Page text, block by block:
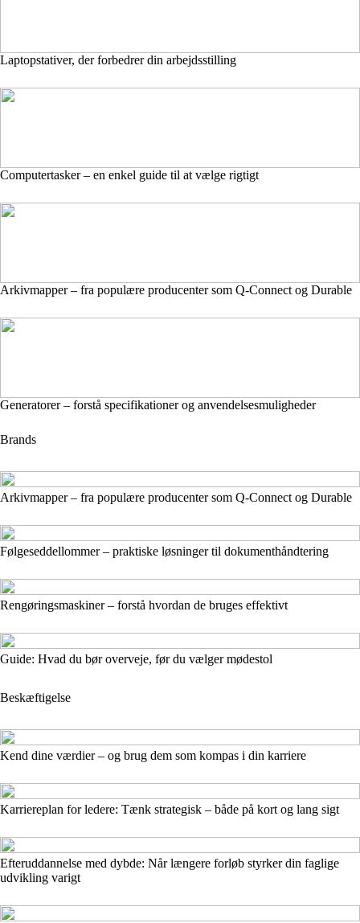
Laptopstativer, der forbedrer din arbejdsstilling
Computertasker – en enkel guide til at vælge rigtigt
Arkivmapper – fra populære producenter som Q-Connect og Durable
Generatorer – forstå specifikationer og anvendelsesmuligheder
Brands
Arkivmapper – fra populære producenter som Q-Connect og Durable
Følgeseddellommer – praktiske løsninger til dokumenthåndtering
Rengøringsmaskiner – forstå hvordan de bruges effektivt
Guide: Hvad du bør overveje, før du vælger mødestol
Beskæftigelse
Kend dine værdier – og brug dem som kompas i din karriere
Karriereplan for ledere: Tænk strategisk – både på kort og lang sigt
Efteruddannelse med dybde: Når længere forløb styrker din faglige
udvikling varigt